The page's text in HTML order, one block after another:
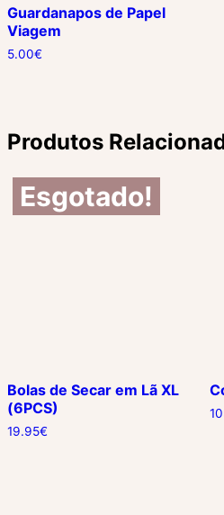
Guardanapos de Papel
Viagem
5.00€
Produtos
Esgotado!
Bolas de Secar em Lã XL
(6PCS)
19.95€